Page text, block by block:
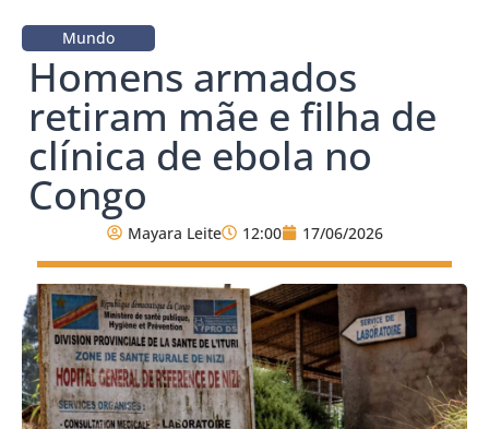
Mundo
Homens armados
retiram mãe e filha de
clínica de ebola no
Congo
Mayara Leite 12:00 17/06/2026